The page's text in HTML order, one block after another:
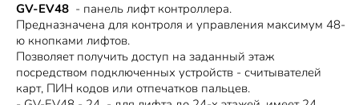
GV-EV48 - панель лифт контроллера.
Предназначена для контроля и управления максимум 48-
ю кнопками лифтов.
Позволяет получить доступ на заданный этаж
посредством подключенных устройств - считывателей
карт, ПИН кодов или отпечатков пальцев.